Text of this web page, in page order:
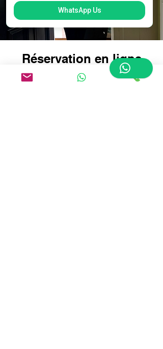
Réservation en ligne
facile pour la livraison
WhatsApp Us